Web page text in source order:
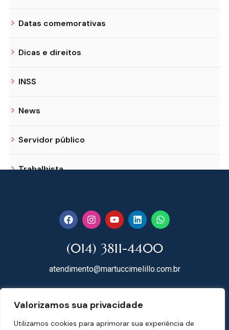
Valorizamos sua privacidade
Utilizamos cookies para aprimorar sua experiência de
Datas comemorativas
Dicas e direitos
INSS
News
Servidor público
Trabalhista
(014) 3811-4400
atendimento@martuccimelillo.com.br
18602-091 Centro – Botucatu – SP